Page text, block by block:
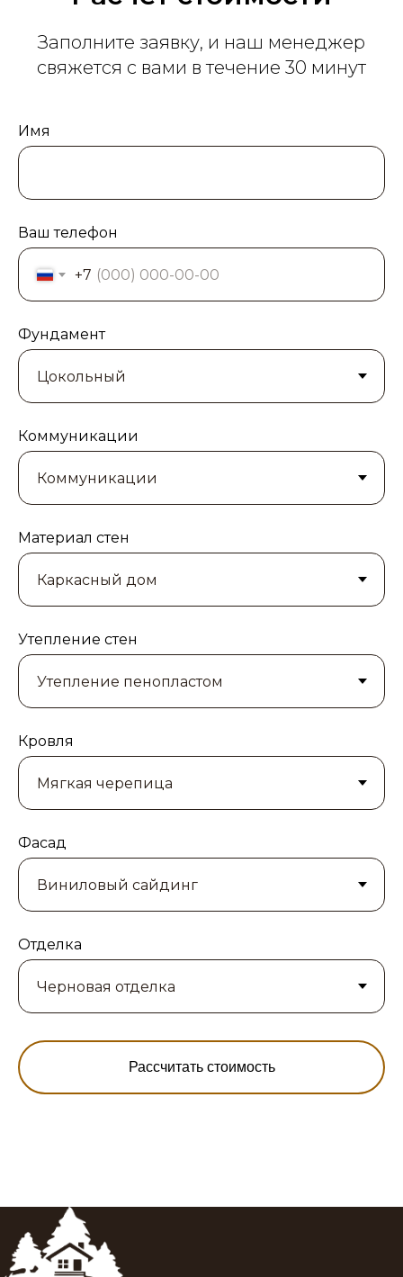
Заполните заявку, и наш менеджер
свяжется с вами в течение 30 минут
Имя
Ваш телефон
+7
Фундамент
Коммуникации
Материал стен
Утепление стен
Кровля
Фасад
Отделка
Рассчитать стоимость